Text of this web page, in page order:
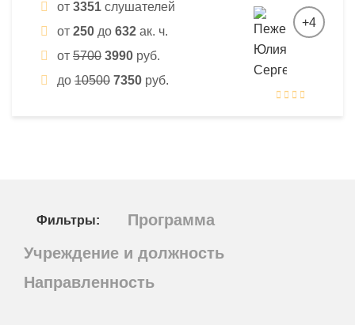
от 3351 слушателей
от 250 до 632 ак. ч.
от 5700 3990 руб.
до 10500 7350 руб.
+4
Фильтры:
Программа
Учреждение и должность
Направленность